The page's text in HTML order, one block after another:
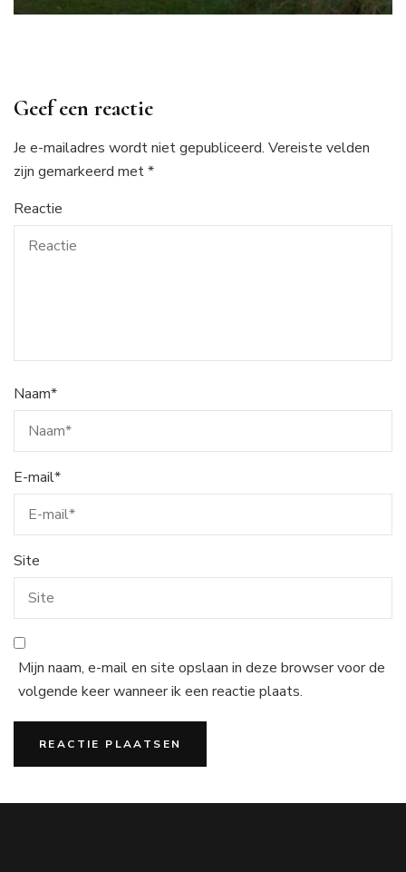
Geef een reactie
Je e-mailadres wordt niet gepubliceerd. Vereiste velden
zijn gemarkeerd met*
Reactie
Naam*
E-mail*
Site
Mijn naam, e-mail en site opslaan in deze browser voor de
volgende keer wanneer ik een reactie plaats.